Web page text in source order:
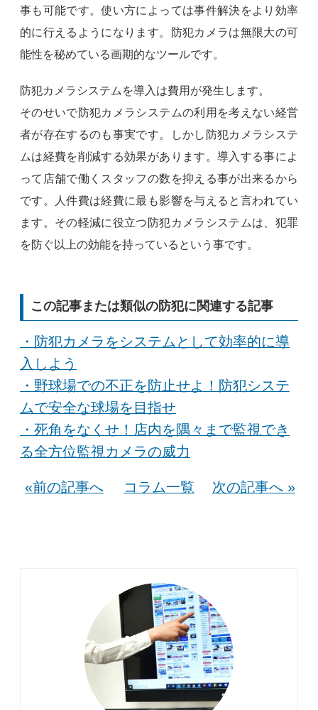
事も可能です。使い方によっては事件解決をより効率
的に行えるようになります。防犯カメラは無限大の可
能性を秘めている画期的なツールです。
防犯カメラシステムを導入は費用が発生します。
そのせいで防犯カメラシステムの利用を考えない経営
者が存在するのも事実です。しかし防犯カメラシステ
ムは経費を削減する効果があります。導入する事によ
って店舗で働くスタッフの数を抑える事が出来るから
です。人件費は経費に最も影響を与えると言われてい
ます。その軽減に役立つ防犯カメラシステムは、犯罪
を防ぐ以上の効能を持っているという事です。
この記事または類似の防犯に関連する記事
・防犯カメラをシステムとして効率的に導
入しよう
・野球場での不正を防止せよ！防犯システ
ムで安全な球場を目指せ
・死角をなくせ！店内を隅々まで監視でき
る全方位監視カメラの威力
«前の記事へ コラム一覧 次の記事へ »